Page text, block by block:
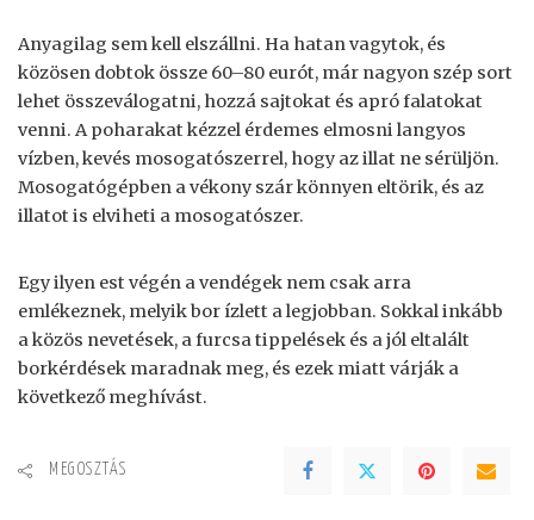
Anyagilag sem kell elszállni. Ha hatan vagytok, és
közösen dobtok össze 60–80 eurót, már nagyon szép sort
lehet összeválogatni, hozzá sajtokat és apró falatokat
venni. A poharakat kézzel érdemes elmosni langyos
vízben, kevés mosogatószerrel, hogy az illat ne sérüljön.
Mosogatógépben a vékony szár könnyen eltörik, és az
illatot is elviheti a mosogatószer.
Egy ilyen est végén a vendégek nem csak arra
emlékeznek, melyik bor ízlett a legjobban. Sokkal inkább
a közös nevetések, a furcsa tippelések és a jól eltalált
borkérdések maradnak meg, és ezek miatt várják a
következő meghívást.
MEGOSZTÁS